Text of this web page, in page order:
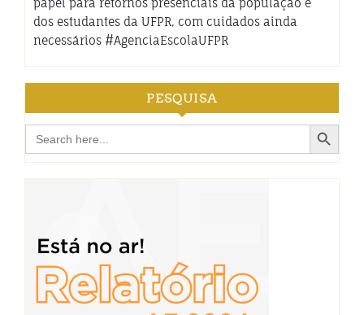
dos estudantes da UFPR, com cuidados ainda
necessários #AgenciaEscolaUFPR
PESQUISA
Search
for:
Search Button